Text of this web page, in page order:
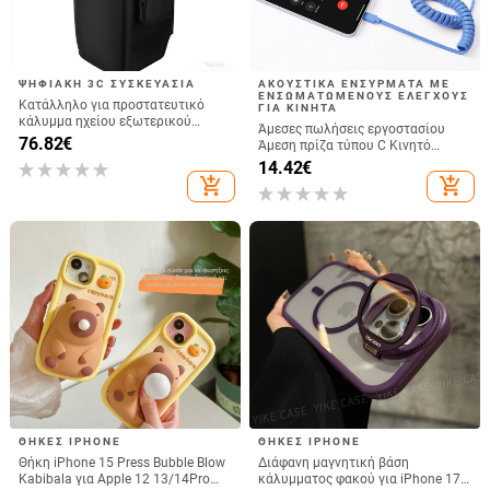
ΨΗΦΙΑΚΉ 3C ΣΥΣΚΕΥΑΣΊΑ
Κατάλληλο για προστατευτικό
κάλυμμα ηχείου εξωτερικού
χώρου Jbl Partybox 320, κάλυμμα
σκόνης για θήκη τρόλεϊ Stage 320
Audio
76.82€
add_shopping_cart
ΑΚΟΥΣΤΙΚΆ ΕΝΣΎΡΜΑΤΑ ΜΕ
ΕΝΣΩΜΑΤΩΜΈΝΟΥΣ ΕΛΈΓΧΟΥΣ
ΓΙΑ ΚΙΝΗΤΆ
Άμεσες πωλήσεις εργοστασίου
Άμεση πρίζα τύπου C Κινητό
τηλέφωνο Douyin Internet Celebrity
Κινητό τηλέφωνο Ηλεκτρικό
μικρόφωνο Ακουστικά με θύρα C
14.42€
add_shopping_cart
ΘΉΚΕΣ IPHONE
Θήκη iPhone 15 Press Bubble Blow
Kabibala για Apple 12 13/14Pro
ΘΉΚΕΣ IPHONE
Διάφανη μαγνητική βάση
κάλυμματος φακού για iPhone 17